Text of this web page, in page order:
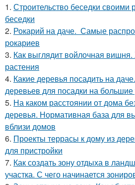
1. Строительство беседки своими
беседки
2. Рокарий на даче. Самые
рокариев
3. Как выглядит войлочная вишня.
растения
4. Какие деревья посадить на
деревьев для посадки на большие
5. На каком расстоянии от дома
деревья. Нормативная база для
вблизи домов
6. Проекты террасы к дому из
для пристройки
7. Как создать зону отдыха в
участка. С чего начинается